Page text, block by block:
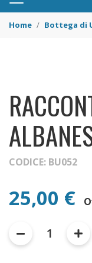
Home Bottega di
CODICE: BU052
25,00 €
1